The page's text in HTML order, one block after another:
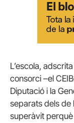
L’escola,
consorci –el
Diputació i la
separats dels de
superàvit